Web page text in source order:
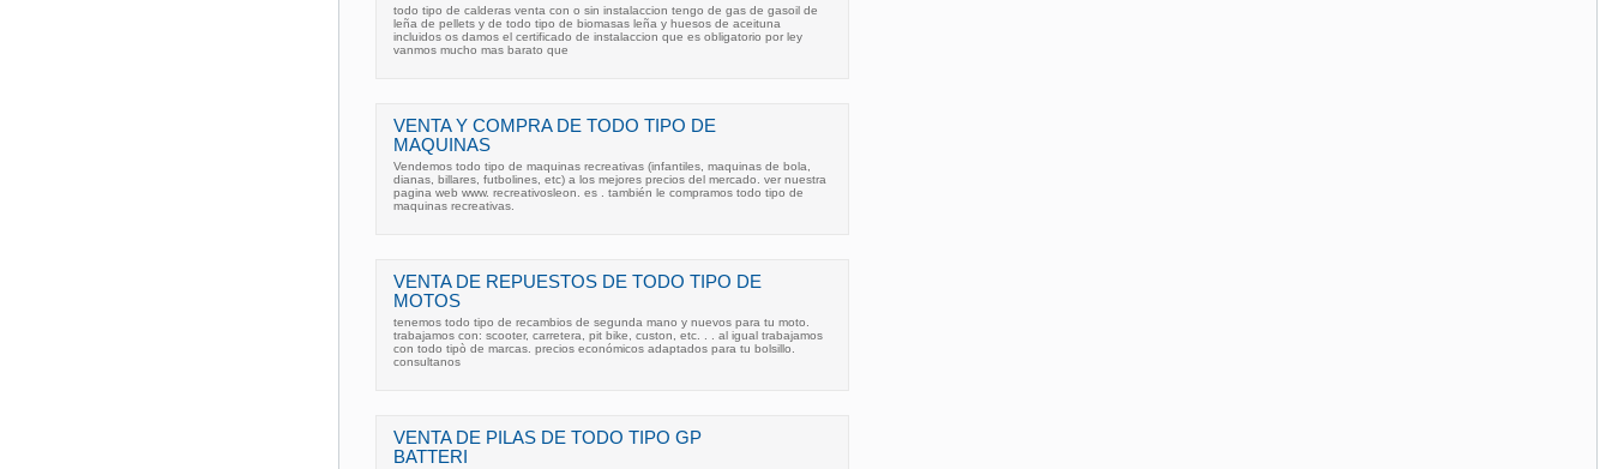
todo tipo de calderas venta con o sin instalaccion tengo de gas de gasoil de
leña de pellets y de todo tipo de biomasas leña y huesos de aceituna
incluidos os damos el certificado de instalaccion que es obligatorio por ley
vanmos mucho mas barato que
VENTA Y COMPRA DE TODO TIPO DE
MAQUINAS
Vendemos todo tipo de maquinas recreativas (infantiles, maquinas de bola,
dianas, billares, futbolines, etc) a los mejores precios del mercado. ver nuestra
pagina web www. recreativosleon. es . también le compramos todo tipo de
maquinas recreativas.
VENTA DE REPUESTOS DE TODO TIPO DE
MOTOS
tenemos todo tipo de recambios de segunda mano y nuevos para tu moto.
trabajamos con: scooter, carretera, pit bike, custon, etc. . . al igual trabajamos
con todo tipò de marcas. precios económicos adaptados para tu bolsillo.
consultanos
VENTA DE PILAS DE TODO TIPO GP
BATTERI